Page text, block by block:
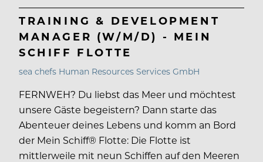
TRAINING & DEVELOPMENT
MANAGER (W/M/D) - MEIN
SCHIFF FLOTTE
sea chefs Human Resources Services GmbH
FERNWEH? Du liebst das Meer und möchtest
unsere Gäste begeistern? Dann starte das
Abenteuer deines Lebens und komm an Bord
der Mein Schiff® Flotte: Die Flotte ist
mittlerweile mit neun Schiffen auf den Meeren